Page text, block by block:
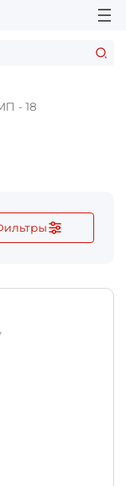
- 18